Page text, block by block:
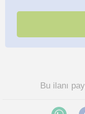
Bu ilanı